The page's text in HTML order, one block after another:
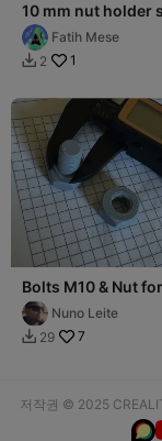
10 mm nut holder
for inverter pole
Fatih Mese
 2 1
Bolts M10 & Nut
PrintingNuno Leite
 29 7
저작권 © 2025